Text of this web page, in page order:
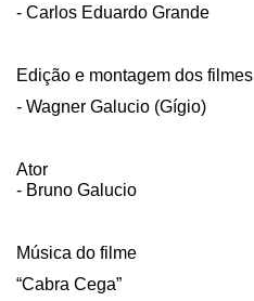
- Carlos Eduardo Grande
Edição e montagem dos filmes
- Wagner Galucio (Gígio)
Ator
- Bruno Galucio
Música do filme
“Cabra Cega”